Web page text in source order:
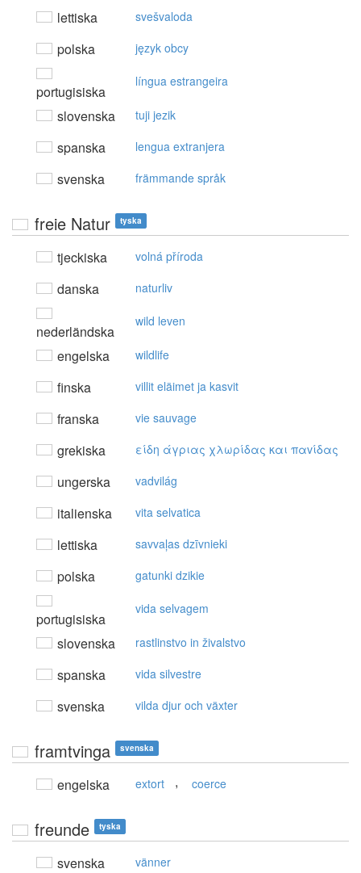
lettiska svešvaloda
polska język obcy
portugisiska
língua estrangeira
slovenska tuji jezik
spanska lengua extranjera
svenska främmande språk
freie Natur tyska
tjeckiska volná příroda
danska naturliv
nederländska
wild leven
engelska wildlife
finska villit eläimet ja kasvit
franska vie sauvage
grekiska είδη άγριας χλωρίδας και παvίδας
ungerska vadvilág
italienska vita selvatica
lettiska savvaļas dzīvnieki
polska gatunki dzikie
portugisiska
vida selvagem
slovenska rastlinstvo in živalstvo
spanska vida silvestre
svenska vilda djur och växter
framtvinga svenska
engelska extort , coerce
freunde tyska
svenska vänner